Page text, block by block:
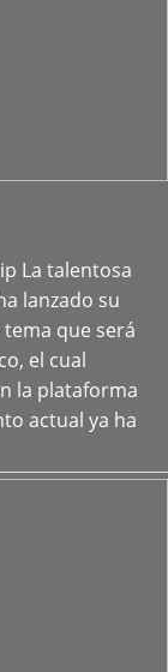
La talentosa
lanzado su
que será
el cual
la plataforma
actual ya ha